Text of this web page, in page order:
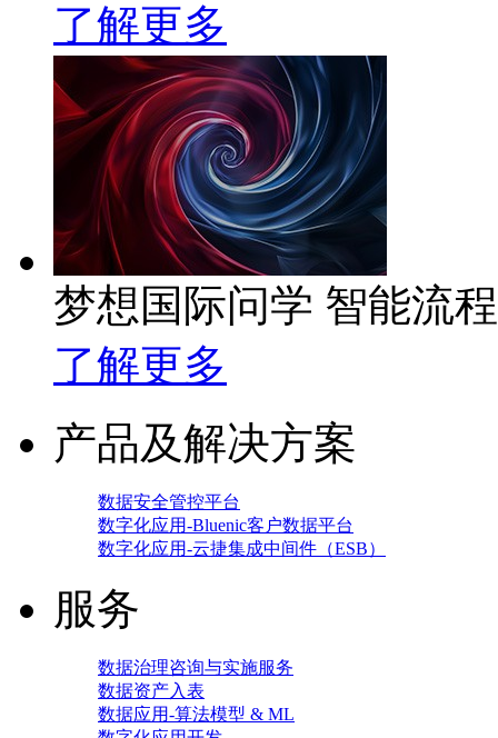
了解更多
梦想国际问学 智能流
了解更多
产品及解决方案
数据安全管控平台
数字化应用-Bluenic客户数据平台
数字化应用-云捷集成中间件（ESB）
服务
数据治理咨询与实施服务
数据资产入表
数据应用-算法模型 & ML